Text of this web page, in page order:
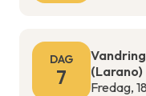
DAG
7
(Larano)
Fredag,